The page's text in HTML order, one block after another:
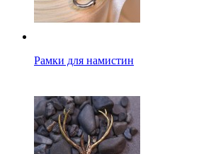
Рамки для намистин